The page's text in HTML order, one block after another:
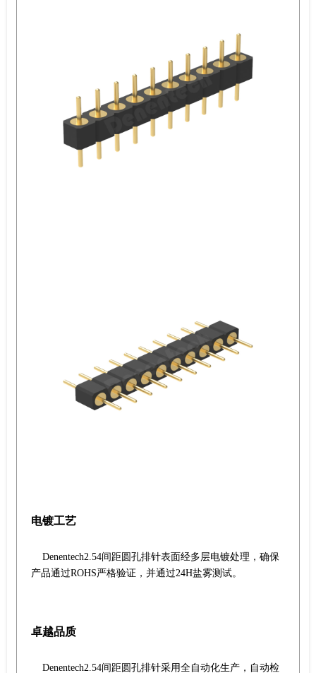
电镀工艺
Denentech2.54间距圆孔排针表面经多层电镀处理，确保
产品通过ROHS严格验证，并通过24H盐雾测试。
卓越品质
Denentech2.54间距圆孔排针采用全自动化生产，自动检